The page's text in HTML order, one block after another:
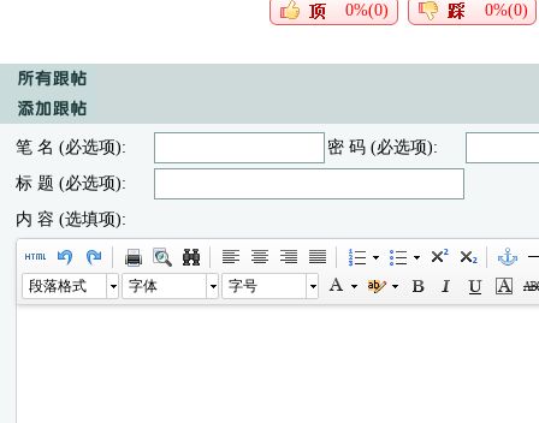
0%(0) 0%(0)
笔 名 (必选项):
密 码 (必选项):
标 题 (必选项):
内 容 (选填项):
段落格式 字体 字号